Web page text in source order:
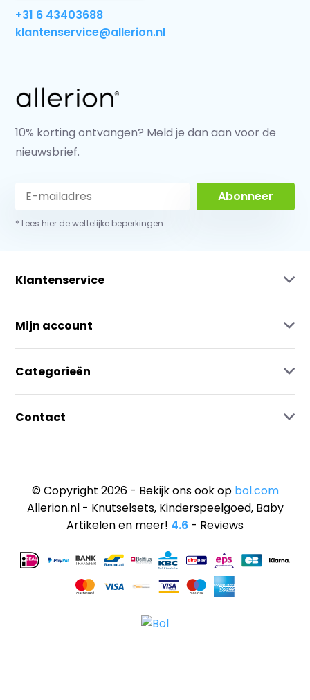
+31 6 43403688
klantenservice@allerion.nl
10% korting ontvangen? Meld je dan aan voor de
nieuwsbrief.
Abonneer
* Lees hier de wettelijke beperkingen
Klantenservice
Mijn account
Categorieën
Contact
© Copyright 2026 - Bekijk ons ook op bol.com
Allerion.nl - Knutselsets, Kinderspeelgoed, Baby
Artikelen en meer! 4.6 - Reviews